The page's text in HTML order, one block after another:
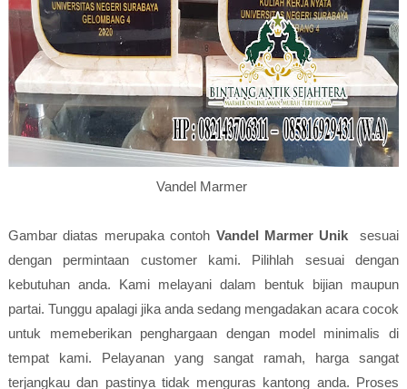
Vandel Marmer
Gambar diatas merupaka contoh Vandel Marmer Unik
sesuai
dengan permintaan customer kami. Pilihlah sesuai dengan
kebutuhan anda. Kami melayani dalam bentuk bijian maupun
partai. Tunggu apalagi jika anda sedang mengadakan acara cocok
untuk memeberikan penghargaan dengan model minimalis di
tempat kami. Pelayanan yang sangat ramah, harga sangat
terjangkau dan pastinya tidak menguras kantong anda. Proses